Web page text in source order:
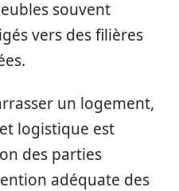
souvent
vers des filières
un logement,
logistique est
des parties
adéquate des